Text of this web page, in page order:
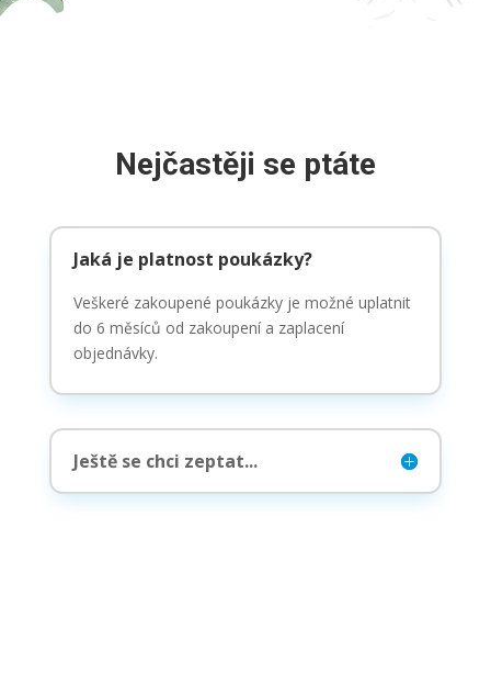
Nejčastěji se ptáte
Jaká je platnost poukázky?
Veškeré zakoupené poukázky je možné uplatnit
do 6 měsíců od zakoupení a zaplacení
objednávky.
Ještě se chci zeptat...